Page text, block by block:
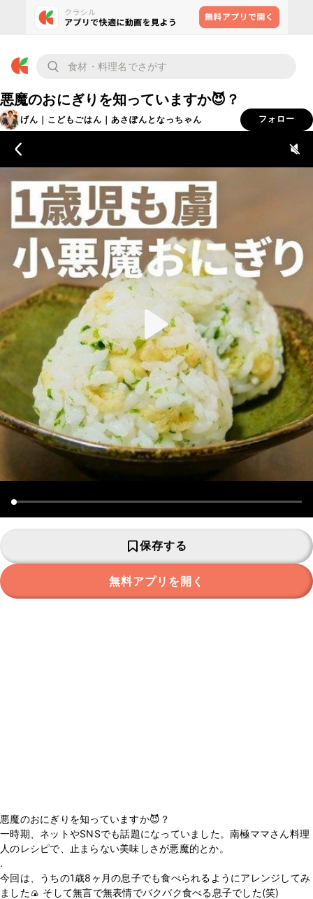
悪魔のおにぎりを知っていますか😈？
げん｜こどもごはん｜あさぽんとなっちゃん フォロー
保存する
無料アプリを開く
悪魔のおにぎりを知っていますか😈？
一時期、ネットやSNSでも話題になっていました。南極ママさん料理
人のレシピで、止まらない美味しさが悪魔的とか。
.
今回は、うちの1歳8ヶ月の息子でも食べられるようにアレンジしてみ
ました🍙 そして無言で無表情でバクバク食べる息子でした(笑)